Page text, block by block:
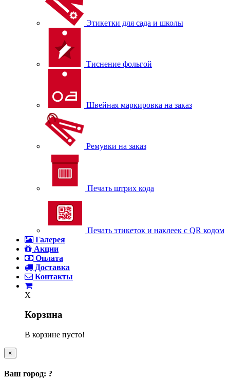
Этикетки для сада и школы
Тиснение фольгой
Швейная маркировка на заказ
Ремувки на заказ
Печать штрих кода
Печать этикеток и наклеек с QR кодом
Галерея
Акции
Оплата
Доставка
Контакты
X
Корзина
В корзине пусто!
×
Ваш город: ?